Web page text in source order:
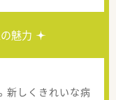
魅力
新しくきれいな病